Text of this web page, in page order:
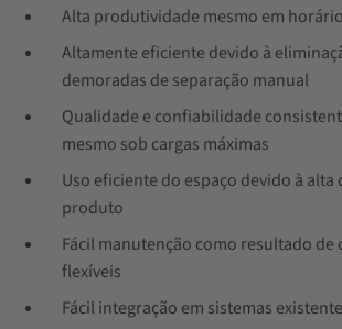
Alta produtividade mesmo em
Altamente eficiente devido à
demoradas de separação manual
Qualidade e confiabilidade
mesmo sob cargas máximas
Uso eficiente do espaço devido à alta
produto
Fácil manutenção como resultado de
flexíveis
Fácil integração em sistemas